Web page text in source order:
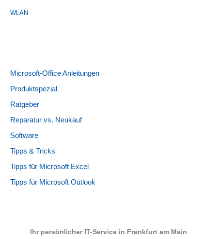
WLAN
Microsoft-Office Anleitungen
Produktspezial
Ratgeber
Reparatur vs. Neukauf
Software
Tipps & Tricks
Tipps für Microsoft Excel
Tipps für Microsoft Outlook
Ihr persönlicher IT-Service in Frankfurt am Main